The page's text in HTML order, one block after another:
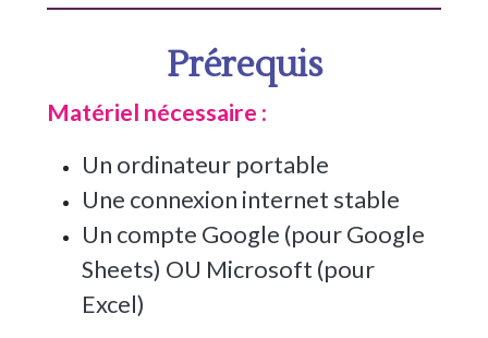
Prérequis
Matériel nécessaire :
Un ordinateur portable
Une connexion internet stable
Un compte Google (pour Google
Sheets) OU Microsoft (pour
Excel)